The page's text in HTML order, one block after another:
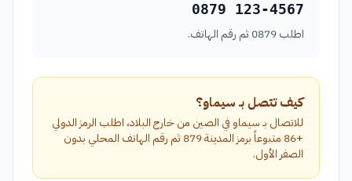
0879 123-4567
اطلب 0879 ثم رقم الهاتف.
كيف تتصل بـ سيماو؟
للاتصال بـ سيماو في الصين من خارج البلاد، اطلب الرمز الدولي
+86 متبوعاً برمز المدينة 879 ثم رقم الهاتف المحلي بدون
الصفر الأول.